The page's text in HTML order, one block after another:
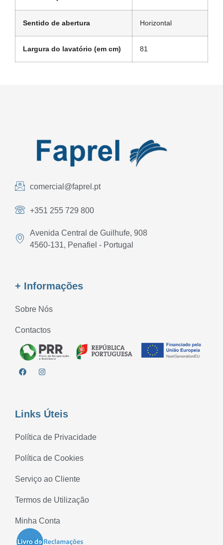
Sentido de abertura Horizontal
Largura do lavatório (em cm) 81
comercial@faprel.pt
+351 255 729 800
Avenida Central de Guilhufe, 908
4560-131, Penafiel - Portugal
+ Informações
Sobre Nós
Contactos
Links Úteis
Política de Privacidade
Política de Cookies
Serviço ao Cliente
Termos de Utilização
Minha Conta